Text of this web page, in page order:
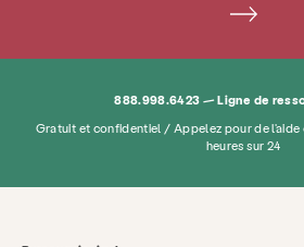
Rechercher
888.998.6423 — Ligne de
Gratuit et confidentiel / Appelez pour de l'aide
heures sur 24